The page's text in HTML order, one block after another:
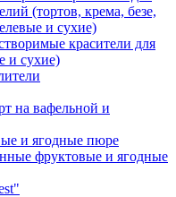
(тортов, крема, безе,
и сухие)
красители для
и сухие)
на вафельной и
и ягодные пюре
фруктовые и ягодные